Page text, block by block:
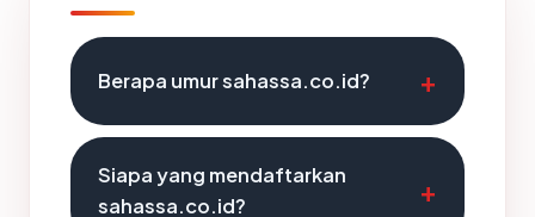
Berapa umur sahassa.co.id?
Siapa yang mendaftarkan
sahassa.co.id?